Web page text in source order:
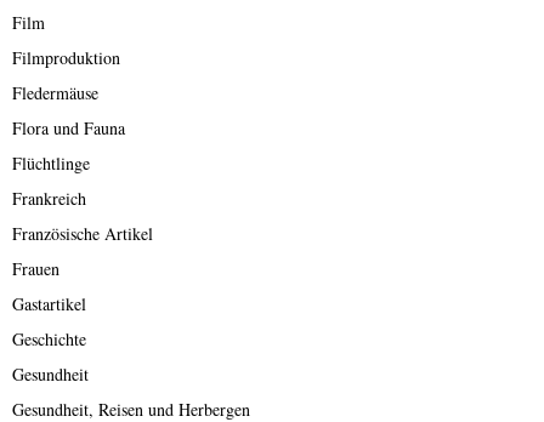
Film
Filmproduktion
Fledermäuse
Flora und Fauna
Flüchtlinge
Frankreich
Französische Artikel
Frauen
Gastartikel
Geschichte
Gesundheit
Gesundheit, Reisen und Herbergen